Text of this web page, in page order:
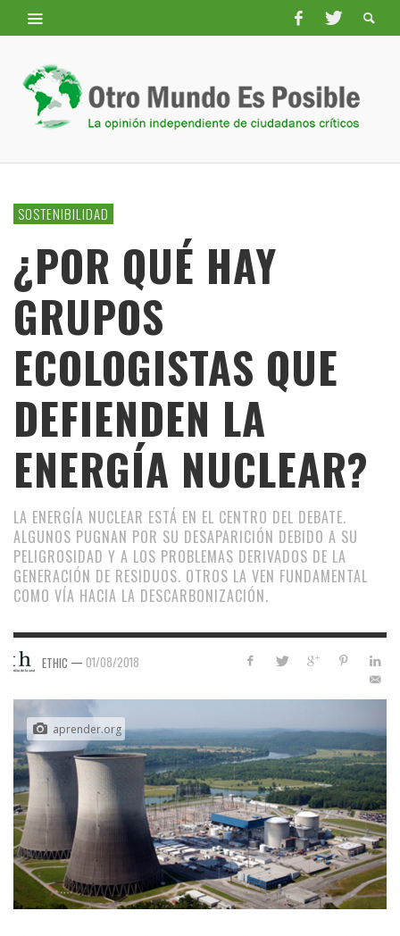
SOSTENIBILIDAD
¿POR QUÉ HAY
GRUPOS
ECOLOGISTAS QUE
DEFIENDEN LA
ENERGÍA NUCLEAR?
LA ENERGÍA NUCLEAR ESTÁ EN EL CENTRO DEL DEBATE.
ALGUNOS PUGNAN POR SU DESAPARICIÓN DEBIDO A SU
PELIGROSIDAD Y A LOS PROBLEMAS DERIVADOS DE LA
GENERACIÓN DE RESIDUOS. OTROS LA VEN FUNDAMENTAL
COMO VÍA HACIA LA DESCARBONIZACIÓN.
ETHIC — 01/08/2018
aprender.org